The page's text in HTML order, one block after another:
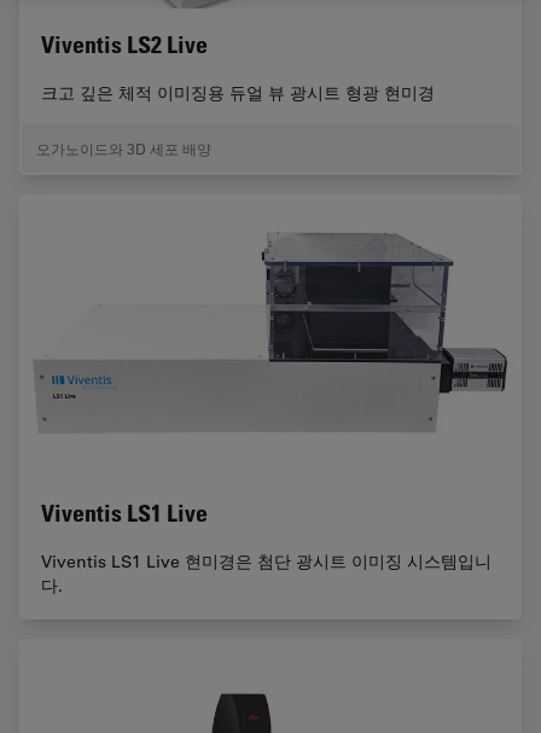
Viventis LS2 Live
크고 깊은 체적 이미징용 듀얼 뷰 광시트 형광 현미경
오가노이드와 3D 세포 배양
Viventis LS1 Live
Viventis LS1 Live 현미경은 첨단 광시트 이미징 시스템입니
다.